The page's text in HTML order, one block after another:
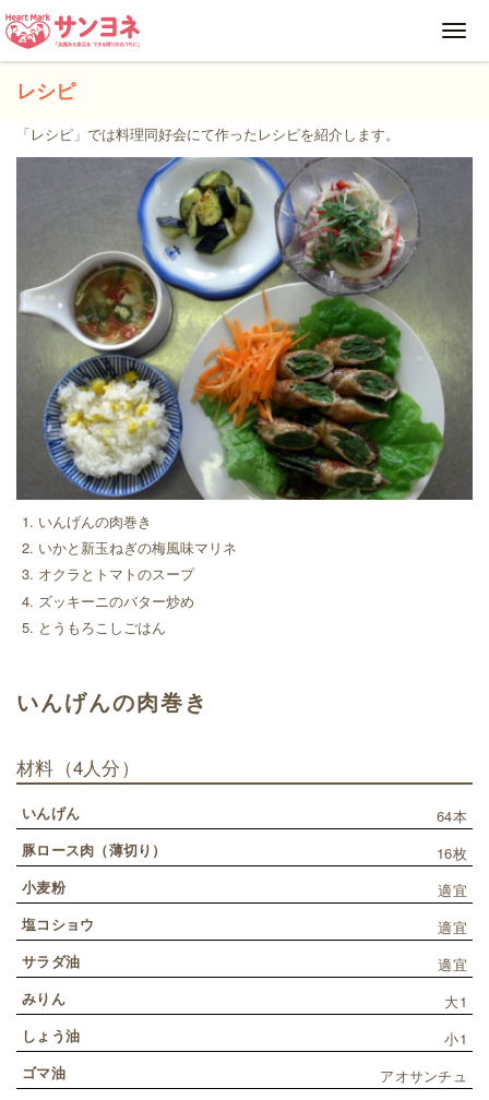
レシピ
「レシピ」では料理同好会にて作ったレシピを紹介します。
いんげんの肉巻き
いかと新玉ねぎの梅風味マリネ
オクラとトマトのスープ
ズッキーニのバター炒め
とうもろこしごはん
いんげんの肉巻き
材料 （4人分）
いんげん
64本
豚ロース肉（薄切り）
16枚
小麦粉
適宜
塩コショウ
適宜
サラダ油
適宜
みりん
大1
しょう油
小1
ゴマ油
アオサンチュ